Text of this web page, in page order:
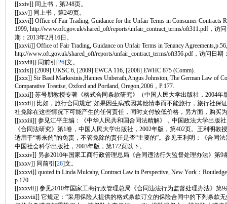
[[xxiv]] 同上书，第248页。
[[xxv]] 同上书，第249页。
[[xxvi]] Office of Fair Trading, Guidance for the Unfair Terms in Consumer Contracts
1999, http://www.oft.gov.uk/shared_oft/reports/unfair_contract_terms/oft311.pdf，访
期：2013年2月16日。
[[xxvii]] Office of Fair Trading, Guidance on Unfair Terms in Tenancy Agreements,p.56,
http://www.oft.gov.uk/shared_oft/reports/unfair_contract_terms/oft356.pdf，访问日
[[xxviii]] 同前引 [26]文。
[[xxix]] [2009] UKSC 6, [2009] EWCA 116, [2008] EWHC 875 (Comm).
[[xxx]] Sir Basil Markesinis,Hannes Unberath,Angus Johnston, The German Law of
Comparative Treatise, Oxford and Portland, Oregon,2006，P.177.
[[xxxi]] 苏号朋教授专著《格式合同条款研究》（中国人民大学出版社，2004年
[[xxxii]] 比如，旅行合同规定“如果因生病或因其他情事而不能旅行，旅行社保
社免除在这些情况下可能产生的任何责任，同时支付较低价格，另方面，购买
[[xxxiii]] 参见江平主编：《中华人民共和国合同法精解》，中国政法大学出版
《合同法研究》第1卷，中国人民大学出版社，2002年版，第402页。王利明教
适用于“将来的”的免责，不管免除的责任是否“主要的”。参见王利明：《合同
中国社会科学出版社，2003年版，第172页以下。
[[xxxiv]] 另参2010年国家工商行政管理总局《合同违法行为监督处理办法》第9
[[xxxv]] 同前引 [26]文。
[[xxxvi]] quoted in Linda Mulcahy, Contract Law in Perspective, New York：
p.170.
[[xxxvii]] 参见2010年国家工商行政管理总局《合同违法行为监督处理办法》第9
[[xxxviii]] 它规定：“采用保险人提供的格式条款订立的保险合同中的下列条款